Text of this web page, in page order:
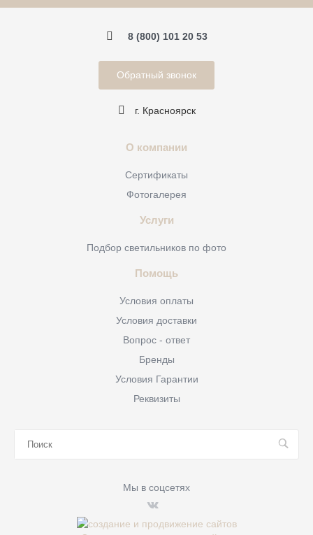
8 (800) 101 20 53
Обратный звонок
г. Красноярск
О компании
Сертификаты
Фотогалерея
Услуги
Подбор светильников по фото
Помощь
Условия оплаты
Условия доставки
Вопрос - ответ
Бренды
Условия Гарантии
Реквизиты
Мы в соцсетях